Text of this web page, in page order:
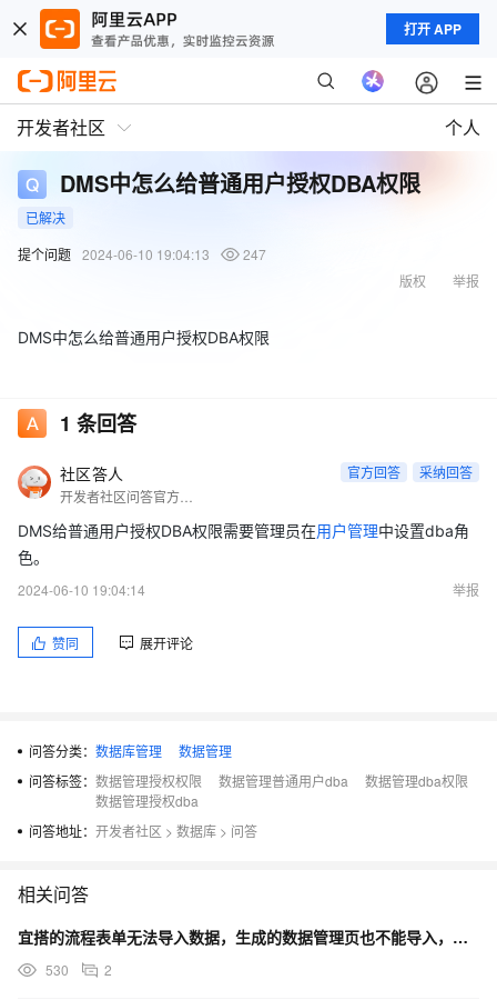
打开 APP
开发者社区 个人
DMS中怎么给普通用户授权DBA权限
已解决
提个问题 2024-06-10 19:04:13
247
举报
版权
DMS中怎么给普通用户授权DBA权限
1 条回答
社区答人 官方回答 采纳回答
DMS给普通用户授权DBA权限需要管理员在用户管理中设置dba角
色。
2024-06-10 19:04:14
举报
赞同 展开评论
问答分类： 数据库管理
数据管理
问答标签： 数据管理授权权限 数据管理普通用户dba
数据管理dba权限
数据管理授权dba
问答地址： 开发者社区 > 数据库 > 问答
相关问答
宜搭的流程表单无法导入数据，生成的数据管理页也不能导入，权限打开也不行，没有导入按钮。
530 2